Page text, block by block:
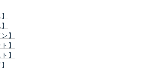
】
】
】